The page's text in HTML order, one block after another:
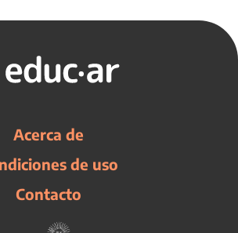
Acerca de
de uso
Contacto